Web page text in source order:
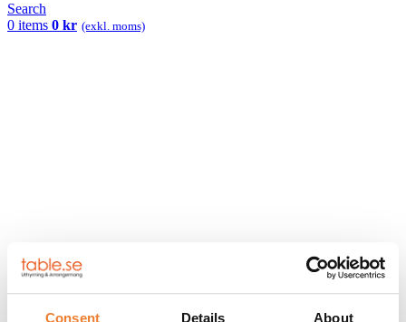
Consent Details About
Search
0 items 0 kr (exkl. moms)
Hem/Om oss Stylad shoot Wed By Us